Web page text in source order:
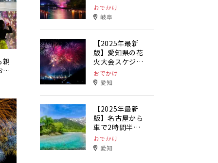
親
で
ールまとめ
おでかけ
岐阜
【2025年最新
版】愛知県の花
火大会スケジュ
ールまとめ
おでかけ
愛知
【2025年最新
版】名古屋から
車で2時間半以
内で行ける避暑
地特集！32選
おでかけ
愛知